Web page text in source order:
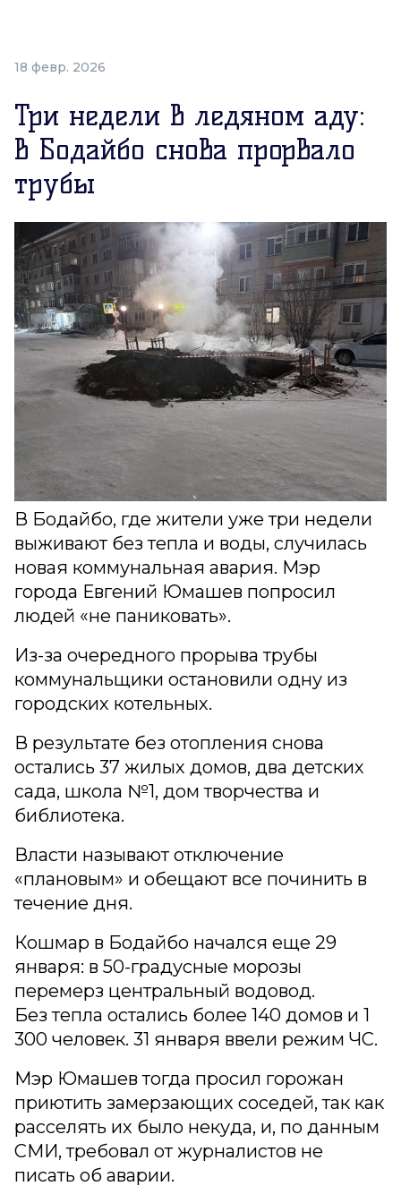
18 февр. 2026
Три недели в ледяном аду:
в Бодайбо снова прорвало
трубы
В Бодайбо, где жители уже три недели
выживают без тепла и воды, случилась
новая коммунальная авария. Мэр
города Евгений Юмашев попросил
людей «не паниковать».
Из-за очередного прорыва трубы
коммунальщики остановили одну из
городских котельных.
В результате без отопления снова
остались 37 жилых домов, два детских
сада, школа №1, дом творчества и
библиотека.
Власти называют отключение
«плановым» и обещают все починить в
течение дня.
Кошмар в Бодайбо начался еще 29
января: в 50-градусные морозы
перемерз центральный водовод.
Без тепла остались более 140 домов и 1
300 человек. 31 января ввели режим ЧС.
Мэр Юмашев тогда просил горожан
приютить замерзающих соседей, так как
расселять их было некуда, и, по данным
СМИ, требовал от журналистов не
писать об аварии.